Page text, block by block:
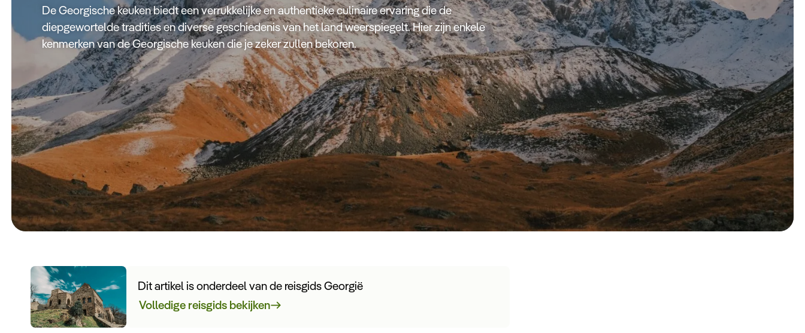
De Georgische keuken biedt een verrukkelijke en authentieke culinaire ervaring die de
diepgewortelde tradities en diverse geschiedenis van het land weerspiegelt. Hier zijn enkele
kenmerken van de Georgische keuken die je zeker zullen bekoren.
Dit artikel is onderdeel van de reisgids Georgië
Volledige reisgids bekijken